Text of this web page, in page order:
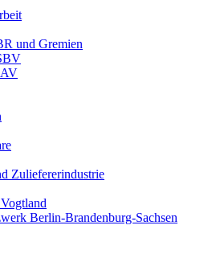
und Gremien
Zuliefererindustrie
Berlin-Brandenburg-Sachsen